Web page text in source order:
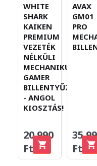
WHITE
SHARK
KAIKEN
PREMIUM
VEZETÉK
NÉLKÜLI
MECHANIKUS
GAMER
BILLENTYŰZET
- ANGOL
KIOSZTÁS!
20.990
Ft
AVAX
GM01
PRO
Ft